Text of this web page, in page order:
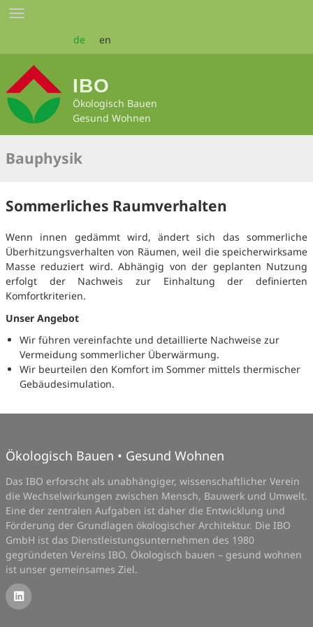
Zum
Seiteninhalt
Toggle
de en
IBO
Ökologisch Bauen
Gesund Wohnen
Bauphysik
Sommerliches Raumverhalten
Wenn innen gedämmt wird, ändert sich das sommerliche
Überhitzungsverhalten von Räumen, weil die speicherwirksame
Masse reduziert wird. Abhängig von der geplanten Nutzung
erfolgt der Nachweis zur Einhaltung der definierten
Komfortkriterien.
Unser Angebot
Wir führen vereinfachte und detaillierte Nachweise zur
Vermeidung sommerlicher Überwärmung.
Wir beurteilen den Komfort im Sommer mittels thermischer
Gebäudesimulation.
Ökologisch Bauen • Gesund Wohnen
Das IBO erforscht als unabhängiger, wissenschaftlicher Verein
die Wechselwirkungen zwischen Mensch, Bauwerk und Umwelt.
Eine der zentralen Aufgaben ist daher die Entwicklung und
Förderung der Grundlagen ökologischer Architektur. Die IBO
GmbH ist das Dienstleistungsunternehmen des 1980
gegründeten Vereins IBO. Ökologisch bauen – gesund wohnen
ist unser gemeinsames Ziel.